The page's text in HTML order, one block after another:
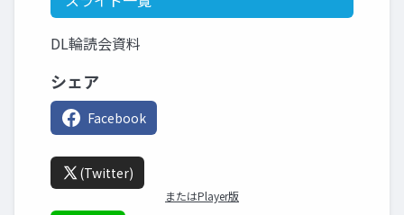
DL輪読会資料
シェア
Facebook
(Twitter)
またはPlayer版